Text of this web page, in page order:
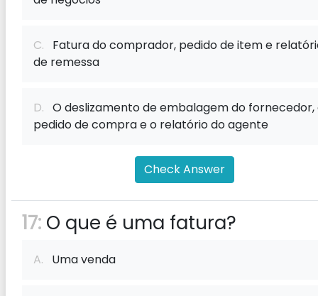
C. Fatura do comprador, pedido de item e
de remessa
D. O deslizamento de embalagem do fornecedor,
pedido de compra e o relatório do agente
Check Answer
17: O que é uma fatura?
A. Uma venda